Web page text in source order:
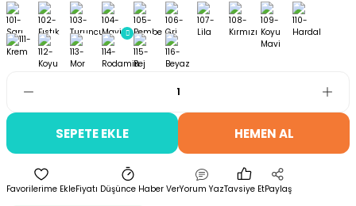
SEPETE EKLE HEMEN AL
Fiyatı Düşünce Haber VerYorum YazTavsiye EtPaylaş